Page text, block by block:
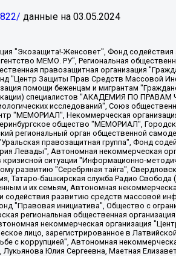
данные на 03.05.2024
фонд "Гражданский союз", "Север.Реалии", Некоммерческая организация Фонд "Правовая инициатива", Общество с ограниченной ответственностью "Радио Свободная Европа/Радио Свобода", Чешское информационное агентство "MEDIUM-ORIENT", Красноярская региональная общественная организация "Мы против СПИДа", Камалягин Денис Николаевич, Маркелов Сергей Евгеньевич, Пономарев Лев Александрович, Савицкая Людмила Алексеевна, Автономная некоммерческая организация "Центр по работе с проблемой насилия "НАСИЛИЮ.НЕТ", Межрегиональный профессиональный союз работников здравоохранения "Альянс врачей", Юридическое лицо, зарегистрированное в Латвийской Республике, SIA "Medusa Project" (регистрационный номер 40103797863, дата регистрации 10.06.2014), Некоммерческая организация "Фонд по борьбе с коррупцией", Автономная некоммерческая организация "Институт права и публичной политики", Баданин Роман Сергеевич, Гликин Максим Александрович, Железнова Мария Михайловна, Лукьянова Юлия Сергеевна, Маетная Елизавета Витальевна, Маняхин Петр Борисович, Чуракова Ольга Владимировна, Ярош Юлия Петровна, Юридическое лицо "The Insider SIA", зарегистрированное в Риге, Латвийская Республика (дата регистрации 26.06.2015), являющееся администратором доменного имени интернет-издания "The Insider SIA", https://theins.ru, Постернак Алексей Евгеньевич, Рубин Михаил Аркадьевич, Анин Роман Александрович, Юридическое лицо Istories fonds, зарегистрированное в Латвийской Республике (регистрационный номер 50008295751, дата регистрации 24.02.2020), Великовский Дмитрий Александрович, Долинина Ирина Николаевна, Мароховская Алеся Алексеевна, Шлейнов Роман Юрьевич, Шмагун Олеся Валентиновна, Общество с ограниченной ответственностью "Альтаир 2021", Общество с ограниченной ответственностью "Вега 2021", Общество с ограниченной ответственностью "Главный редактор 2021", Общество с ограниченной ответственностью "Ромашки монолит", Важенков Артем Валерьевич, Ивановская областная общественная организация "Центр гендерных исследований", Гурман Юрий Альбертович, Медиапроект "ОВД-Инфо", Егоров Владимир Владимирович, Жилинский Владимир Александрович, Общество с ограниченной ответственностью "ЗП", Иванова София Юрьевна,